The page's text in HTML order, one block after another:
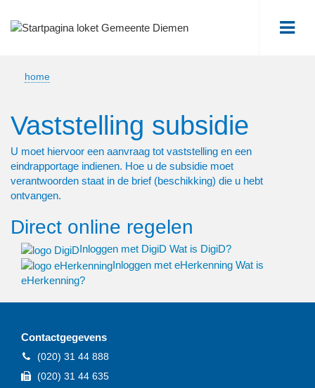
home
Vaststelling subsidie
U moet hiervoor een aanvraag tot vaststelling en een
eindrapportage indienen. Hoe u de subsidie moet
verantwoorden staat in de brief (beschikking) die u hebt
ontvangen.
Direct online regelen
Inloggen met DigiD Wat is DigiD?
Inloggen met eHerkenning Wat is
eHerkenning?
Contactgegevens
Telefoon
(020) 31 44 888
Fax
(020) 31 44 635